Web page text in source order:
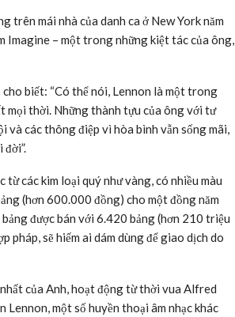
trên mái nhà của danh ca ở New York năm
Imagine – một trong những kiệt tác của ông,
biết: “Có thể nói, Lennon là một trong
mọi thời. Những thành tựu của ông với tư
và các thông điệp vì hòa bình vẫn sống mãi,
từ các kim loại quý như vàng, có nhiều màu
(hơn 600.000 đồng) cho một đồng năm
được bán với 6.420 bảng (hơn 210 triệu
pháp, sẽ hiếm ai dám dùng để giao dịch do
của Anh, hoạt động từ thời vua Alfred
một số huyền thoại âm nhạc khác